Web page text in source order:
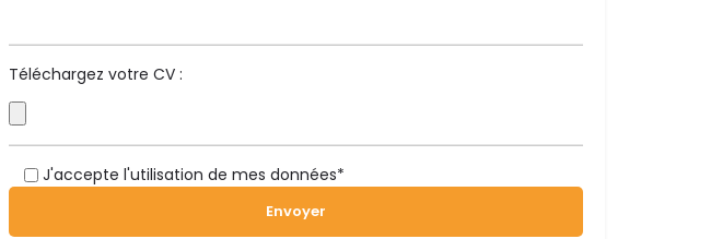
Téléchargez votre CV :
J'accepte l'utilisation de mes données*